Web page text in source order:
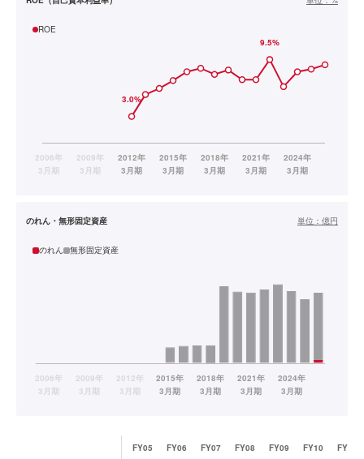
ROE
のれん・無形固定資産 単位： 億円
のれん 無形固定資産
FY05 FY06 FY07 FY08 FY09 FY10 FY11